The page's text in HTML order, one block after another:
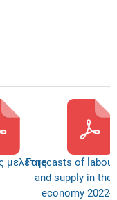
μελέτηςForecasts of
and supply in the
economy 2022-